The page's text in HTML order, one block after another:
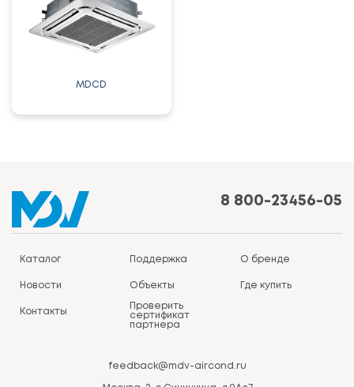
MDCD
8 800-23456-05
Каталог Поддержка О бренде
Новости Объекты Где купить
Контакты
Проверить
сертификат
партнера
feedback@mdv-aircond.ru